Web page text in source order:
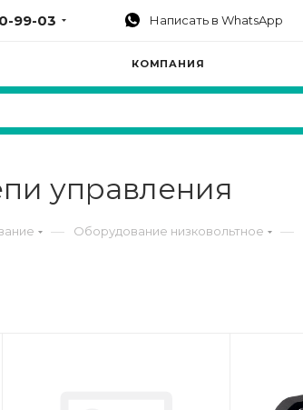
99-03 Написать в WhatsApp
КОМПАНИЯ
управления
— Оборудование низковольтное —